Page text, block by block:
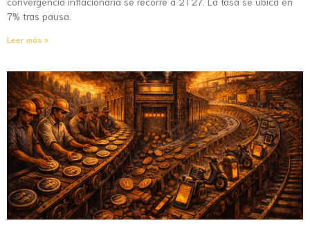
7% tras pausa.
Leer más »